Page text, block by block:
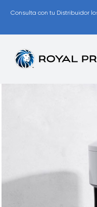
Consulta con tu Distribuidor